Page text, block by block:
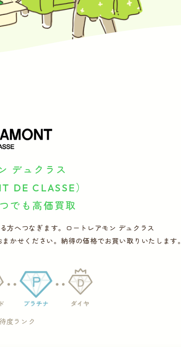
デュクラス
DE CLASSE）
でも高価買取
方へつなぎます。ロートレアモン デュクラス
かせください。納得の価格でお買い取りいたします。
度ランク